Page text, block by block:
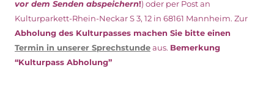
vor dem Senden abspeichern!) oder per Post an
Kulturparkett-Rhein-Neckar S 3, 12 in 68161 Mannheim. Zur
Abholung des Kulturpasses machen Sie bitte einen
Termin in unserer Sprechstundeaus. Bemerkung
“Kulturpass Abholung”